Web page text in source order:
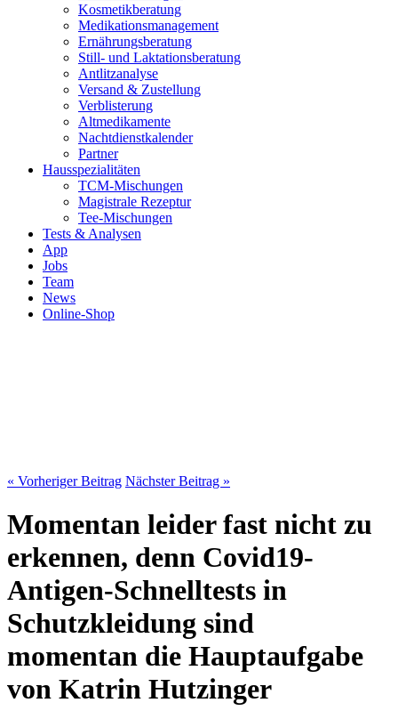
Kosmetikberatung
Medikationsmanagement
Ernährungsberatung
Still- und Laktationsberatung
Antlitzanalyse
Versand & Zustellung
Verblisterung
Altmedikamente
Nachtdienstkalender
Partner
Hausspezialitäten
TCM-Mischungen
Magistrale Rezeptur
Tee-Mischungen
Tests & Analysen
App
Jobs
Team
News
Online-Shop
« Vorheriger Beitrag Nächster Beitrag »
Momentan leider fast nicht zu
erkennen, denn Covid19-
Antigen-Schnelltests in
Schutzkleidung sind
momentan die Hauptaufgabe
von Katrin Hutzinger